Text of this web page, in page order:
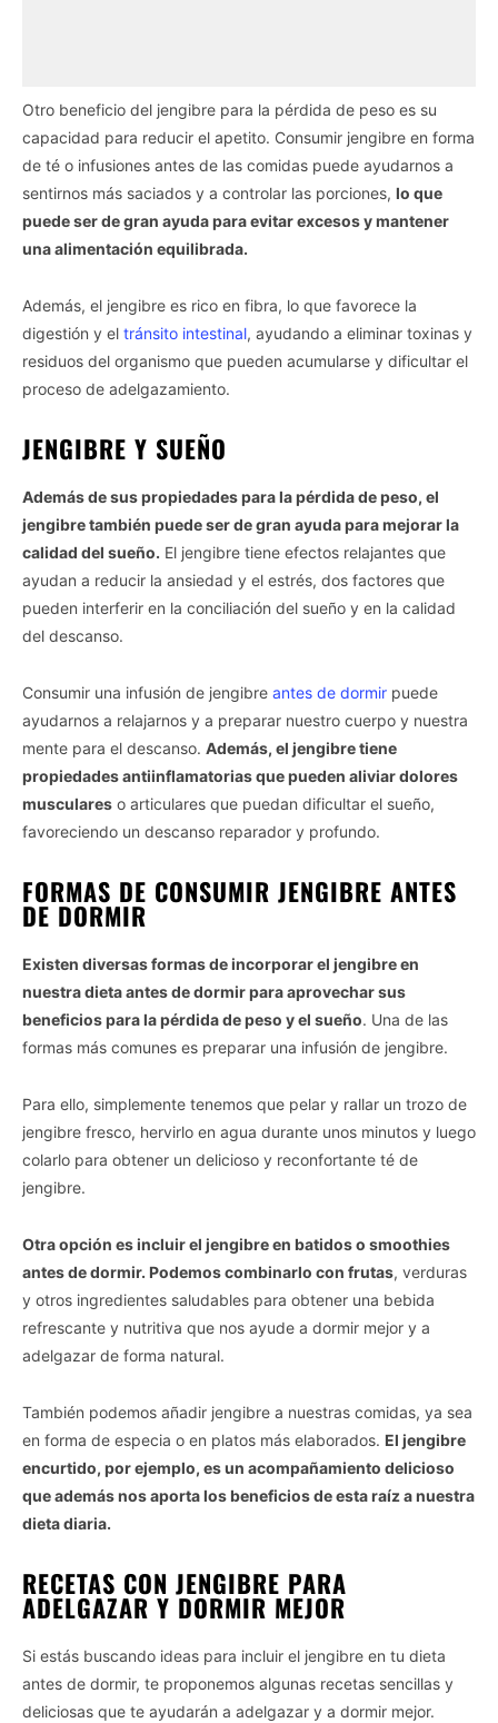
Otro beneficio del jengibre para la pérdida de peso es su
capacidad para reducir el apetito. Consumir jengibre en forma
de té o infusiones antes de las comidas puede ayudarnos a
sentirnos más saciados y a controlar las porciones, lo que
puede ser de gran ayuda para evitar excesos y mantener
una alimentación equilibrada.
Además, el jengibre es rico en fibra, lo que favorece la
digestión y el tránsito intestinal, ayudando a eliminar toxinas y
residuos del organismo que pueden acumularse y dificultar el
proceso de adelgazamiento.
JENGIBRE Y SUEÑO
Además de sus propiedades para la pérdida de peso, el
jengibre también puede ser de gran ayuda para mejorar la
calidad del sueño. El jengibre tiene efectos relajantes que
ayudan a reducir la ansiedad y el estrés, dos factores que
pueden interferir en la conciliación del sueño y en la calidad
del descanso.
Consumir una infusión de jengibre antes de dormir puede
ayudarnos a relajarnos y a preparar nuestro cuerpo y nuestra
mente para el descanso. Además, el jengibre tiene
propiedades antiinflamatorias que pueden aliviar dolores
musculares o articulares que puedan dificultar el sueño,
favoreciendo un descanso reparador y profundo.
FORMAS DE CONSUMIR JENGIBRE ANTES
DE DORMIR
Existen diversas formas de incorporar el jengibre en
nuestra dieta antes de dormir para aprovechar sus
beneficios para la pérdida de peso y el sueño. Una de las
formas más comunes es preparar una infusión de jengibre.
Para ello, simplemente tenemos que pelar y rallar un trozo de
jengibre fresco, hervirlo en agua durante unos minutos y luego
colarlo para obtener un delicioso y reconfortante té de
jengibre.
Otra opción es incluir el jengibre en batidos o smoothies
antes de dormir. Podemos combinarlo con frutas, verduras
y otros ingredientes saludables para obtener una bebida
refrescante y nutritiva que nos ayude a dormir mejor y a
adelgazar de forma natural.
También podemos añadir jengibre a nuestras comidas, ya sea
en forma de especia o en platos más elaborados. El jengibre
encurtido, por ejemplo, es un acompañamiento delicioso
que además nos aporta los beneficios de esta raíz a nuestra
dieta diaria.
RECETAS CON JENGIBRE PARA
ADELGAZAR Y DORMIR MEJOR
Si estás buscando ideas para incluir el jengibre en tu dieta
antes de dormir, te proponemos algunas recetas sencillas y
deliciosas que te ayudarán a adelgazar y a dormir mejor.